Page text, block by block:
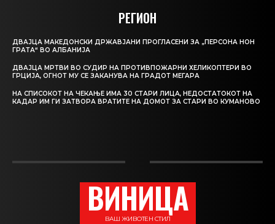
РЕГИОН
ДВАЈЦА МАКЕДОНСКИ ДРЖАВЈАНИ ПРОГЛАСЕНИ ЗА „ПЕРСОНА НОН
ГРАТА“ ВО АЛБАНИЈА
ДВАЈЦА МРТВИ ВО СУДИР НА ПРОТИВПОЖАРНИ ХЕЛИКОПТЕРИ ВО
ГРЦИЈА, ОГНОТ МУ СЕ ЗАКАНУВА НА ГРАДОТ МЕГАРА
НА СПИСОКОТ НА ЧЕКАЊЕ ИМА 30 СТАРИ ЛИЦА, НЕДОСТАТОКОТ НА
КАДАР ИМ ГИ ЗАТВОРА ВРАТИТЕ НА ДОМОТ ЗА СТАРИ ВО КУМАНОВО
ВИНИЦА
ВАШ ЖИВОТЕН СТИЛ